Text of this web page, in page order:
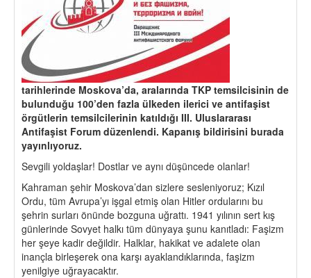
tarihlerinde Moskova’da, aralarında TKP temsilcisinin de
bulunduğu 100’den fazla ülkeden ilerici ve antifaşist
örgütlerin temsilcilerinin katıldığı III. Uluslararası
Antifaşist Forum düzenlendi. Kapanış bildirisini burada
yayınlıyoruz.
Sevgili yoldaşlar! Dostlar ve aynı düşüncede olanlar!
Kahraman şehir Moskova’dan sizlere sesleniyoruz; Kızıl
Ordu, tüm Avrupa’yı işgal etmiş olan Hitler ordularını bu
şehrin surları önünde bozguna uğrattı. 1941 yılının sert kış
günlerinde Sovyet halkı tüm dünyaya şunu kanıtladı: Faşizm
her şeye kadir değildir. Halklar, hakikat ve adalete olan
inançla birleşerek ona karşı ayaklandıklarında, faşizm
yenilgiye uğrayacaktır.